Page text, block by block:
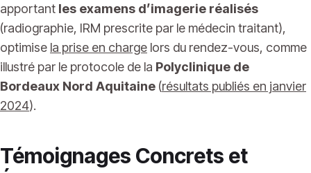
apportant les examens d’imagerie réalisés
(radiographie, IRM prescrite par le médecin traitant),
optimise la prise en charge lors du rendez-vous, comme
illustré par le protocole de la Polyclinique de
Bordeaux Nord Aquitaine (résultats publiés en janvier
2024).
Témoignages Concrets et